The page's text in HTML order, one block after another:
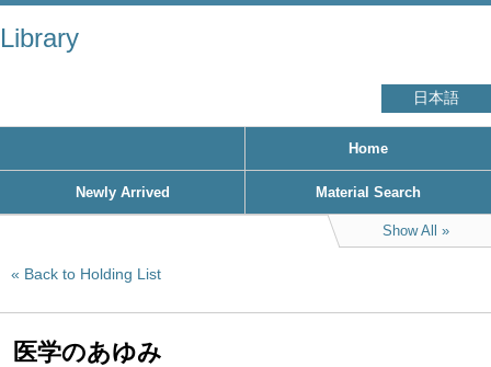
Library
日本語
Home
Newly Arrived Material Search
Show All
Back to Holding List
医学のあゆみ